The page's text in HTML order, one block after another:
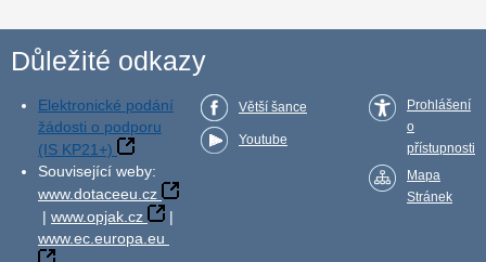
Důležité odkazy
Elektronické podání
žádosti o podporu
(IS KP21+)
Související weby:
www.dotaceeu.cz
| www.opjak.cz
|
www.ec.europa.eu
Větší šance
Youtube
Prohlášení
o
přístupnosti
Mapa
Stránek